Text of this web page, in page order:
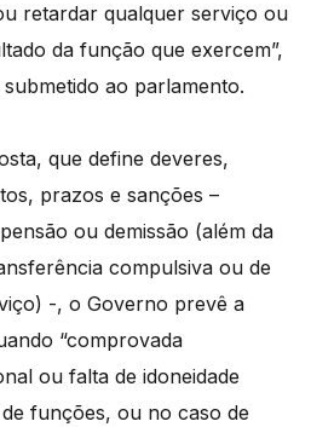
retardar qualquer serviço ou
da função que exercem”,
ao parlamento.
que define deveres,
prazos e sanções –
ou demissão (além da
compulsiva ou de
-, o Governo prevê a
“comprovada
ou falta de idoneidade
funções, ou no caso de